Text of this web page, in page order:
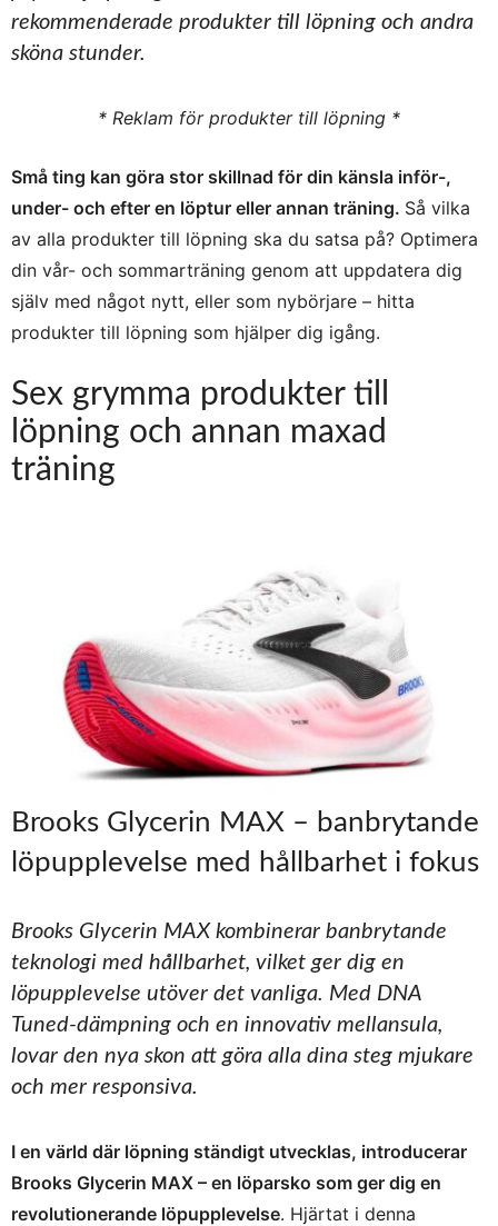
rekommenderade produkter till löpning och andra
sköna stunder.
* Reklam för produkter till löpning *
Små ting kan göra stor skillnad för din känsla inför-,
under- och efter en löptur eller annan träning. Så vilka
av alla produkter till löpning ska du satsa på? Optimera
din vår- och sommarträning genom att uppdatera dig
själv med något nytt, eller som nybörjare – hitta
produkter till löpning som hjälper dig igång.
Sex grymma produkter till
löpning och annan maxad
träning
Brooks Glycerin MAX – banbrytande
löpupplevelse med hållbarhet i fokus
Brooks Glycerin MAX kombinerar banbrytande
teknologi med hållbarhet, vilket ger dig en
löpupplevelse utöver det vanliga. Med DNA
Tuned-dämpning och en innovativ mellansula,
lovar den nya skon att göra alla dina steg mjukare
och mer responsiva.
I en värld där löpning ständigt utvecklas, introducerar
Brooks Glycerin MAX – en löparsko som ger dig en
revolutionerande löpupplevelse. Hjärtat i denna